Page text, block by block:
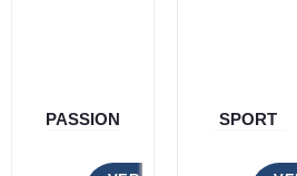
PASSION SPORT